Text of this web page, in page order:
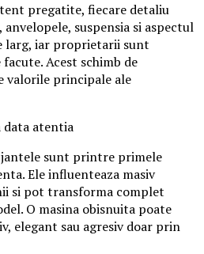
pregatite, fiecare detaliu
suspensia si aspectul
larg, iar proprietarii sunt
Acest schimb de
valorile principale ale
data atentia
sunt printre primele
Ele influenteaza masiv
si pot transforma complet
O masina obisnuita poate
elegant sau agresiv doar prin